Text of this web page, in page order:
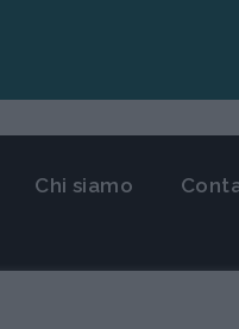
Chi siamo